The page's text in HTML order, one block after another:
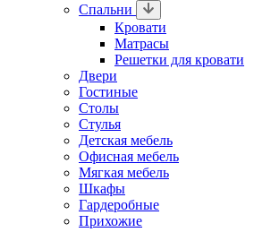
Спальни
Кровати
Матрасы
Решетки для кровати
Двери
Гостиные
Столы
Стулья
Детская мебель
Офисная мебель
Мягкая мебель
Шкафы
Гардеробные
Прихожие